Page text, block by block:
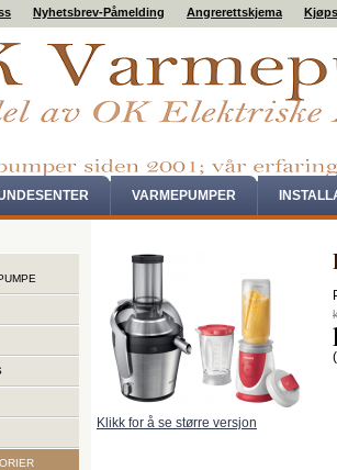
Nyhetsbrev-Påmelding Angrerettskjema
VARMEPUMPER
Klikk for å se større versjon